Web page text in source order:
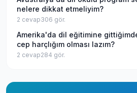
nelere dikkat etmeliyim?
2 cevap306 gör.
Amerika'da dil eğitimine
cep harçlığım olması lazım?
2 cevap284 gör.